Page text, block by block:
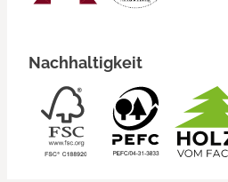
Nachhaltigkeit